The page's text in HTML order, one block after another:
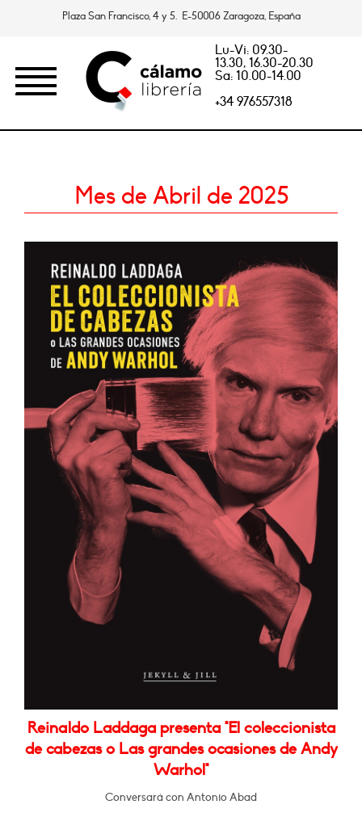
Plaza San Francisco, 4 y 5. E-50006 Zaragoza, España
Lu-Vi: 09.30-
13.30, 16.30-20.30
Sa: 10.00-14.00
+34 976557318
Mes de Abril de 2025
Reinaldo Laddaga presenta "El coleccionista
de cabezas o Las grandes ocasiones de Andy
Warhol"
Conversará con Antonio Abad